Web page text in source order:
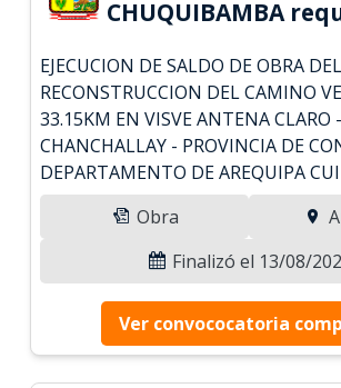
CHUQUIBAMBA
EJECUCION DE SALDO DE OBRA
RECONSTRUCCION DEL CAMINO
33.15KM EN VISVE ANTENA CLARO -
CHANCHALLAY - PROVINCIA DE
DEPARTAMENTO DE AREQUIPA
Obra
Finalizó el 13/08/
Ver convococatoria